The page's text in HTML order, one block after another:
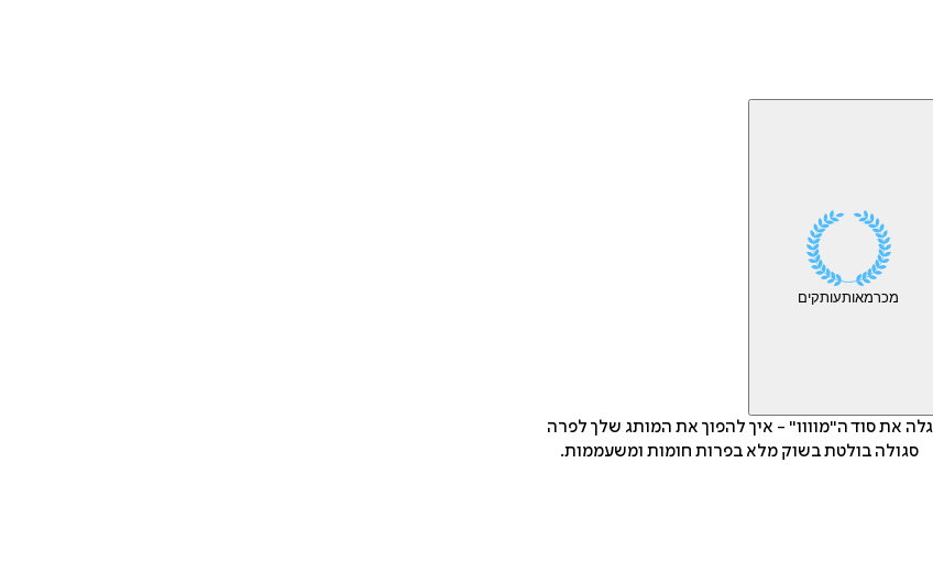
מכרמאותעותקים
גלה את סוד ה"מוווו" - איך להפוך את המותג שלך לפרה
סגולה בולטת בשוק מלא בפרות חומות ומשעממות.